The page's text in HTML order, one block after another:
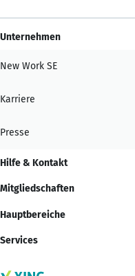
Unternehmen
New Work SE
Karriere
Presse
Hilfe & Kontakt
Mitgliedschaften
Hauptbereiche
Services